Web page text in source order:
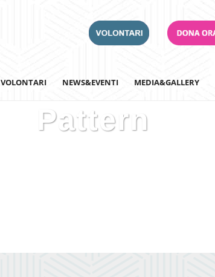
VOLONTARI NEWS&EVENTI MEDIA&GALLERY
Pattern